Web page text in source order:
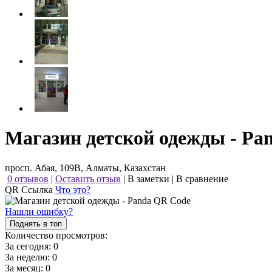
Магазин детской одежды -
просп. Абая, 109В, Алматы, Казахстан
0 отзывов | Оставить отзыв | В заметки | В сравнение
QR Ссылка Что это?
Нашли ошибку?
Поднять в топ
Количество просмотров:
За сегодня: 0
За неделю: 0
За месяц: 0